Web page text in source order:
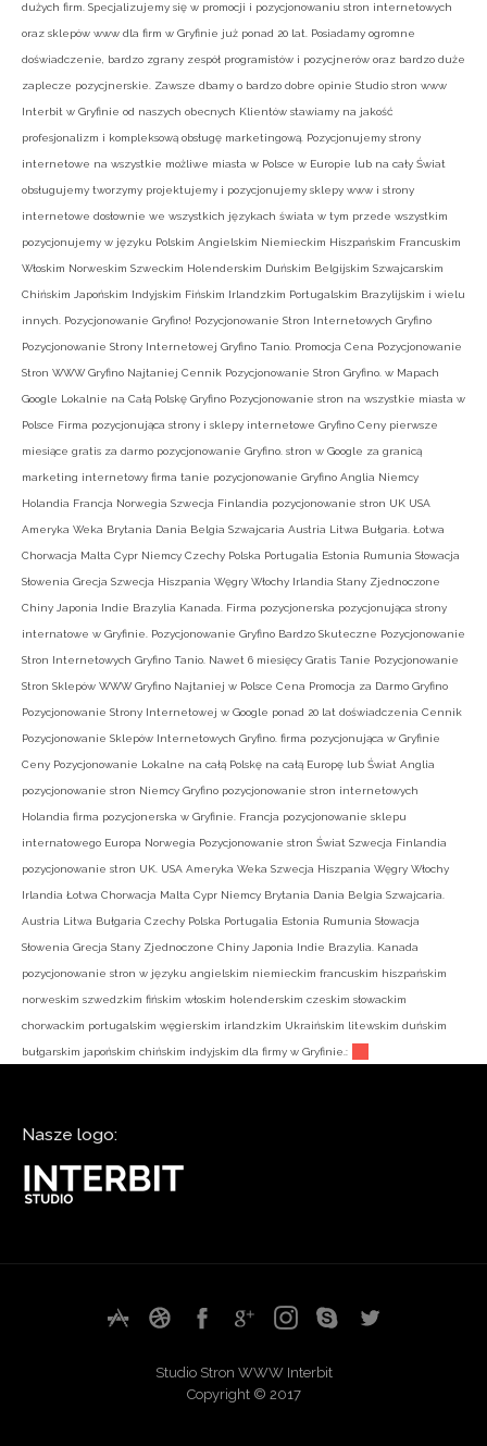
dużych firm. Specjalizujemy się w promocji i pozycjonowaniu stron internetowych
oraz sklepów www dla firm w Gryfinie już ponad 20 lat. Posiadamy ogromne
doświadczenie, bardzo zgrany zespół programistów i pozycjnerów oraz bardzo duże
zaplecze pozycjnerskie. Zawsze dbamy o bardzo dobre opinie Studio stron www
Interbit w Gryfinie od naszych obecnych Klientów stawiamy na jakość
profesjonalizm i kompleksową obsługę marketingową. Pozycjonujemy strony
internetowe na wszystkie możliwe miasta w Polsce w Europie lub na cały Świat
obsługujemy tworzymy projektujemy i pozycjonujemy sklepy www i strony
internetowe dosłownie we wszystkich językach świata w tym przede wszystkim
pozycjonujemy w języku Polskim Angielskim Niemieckim Hiszpańskim Francuskim
Włoskim Norweskim Szweckim Holenderskim Duńskim Belgijskim Szwajcarskim
Chińskim Japońskim Indyjskim Fińskim Irlandzkim Portugalskim Brazylijskim i wielu
innych. Pozycjonowanie Gryfino! Pozycjonowanie Stron Internetowych Gryfino
Pozycjonowanie Strony Internetowej Gryfino Tanio. Promocja Cena Pozycjonowanie
Stron WWW Gryfino Najtaniej Cennik Pozycjonowanie Stron Gryfino. w Mapach
Google Lokalnie na Całą Polskę Gryfino Pozycjonowanie stron na wszystkie miasta w
Polsce Firma pozycjonująca strony i sklepy internetowe Gryfino Ceny pierwsze
miesiące gratis za darmo pozycjonowanie Gryfino. stron w Google za granicą
marketing internetowy firma tanie pozycjonowanie Gryfino Anglia Niemcy
Holandia Francja Norwegia Szwecja Finlandia pozycjonowanie stron UK USA
Ameryka Weka Brytania Dania Belgia Szwajcaria Austria Litwa Bułgaria. Łotwa
Chorwacja Malta Cypr Niemcy Czechy Polska Portugalia Estonia Rumunia Słowacja
Słowenia Grecja Szwecja Hiszpania Węgry Włochy Irlandia Stany Zjednoczone
Chiny Japonia Indie Brazylia Kanada. Firma pozycjonerska pozycjonująca strony
internatowe w Gryfinie. Pozycjonowanie Gryfino Bardzo Skuteczne Pozycjonowanie
Stron Internetowych Gryfino Tanio. Nawet 6 miesięcy Gratis Tanie Pozycjonowanie
Stron Sklepów WWW Gryfino Najtaniej w Polsce Cena Promocja za Darmo Gryfino
Pozycjonowanie Strony Internetowej w Google ponad 20 lat doświadczenia Cennik
Pozycjonowanie Sklepów Internetowych Gryfino. firma pozycjonująca w Gryfinie
Ceny Pozycjonowanie Lokalne na całą Polskę na całą Europę lub Świat Anglia
pozycjonowanie stron Niemcy Gryfino pozycjonowanie stron internetowych
Holandia firma pozycjonerska w Gryfinie. Francja pozycjonowanie sklepu
internatowego Europa Norwegia Pozycjonowanie stron Świat Szwecja Finlandia
pozycjonowanie stron UK. USA Ameryka Weka Szwecja Hiszpania Węgry Włochy
Irlandia Łotwa Chorwacja Malta Cypr Niemcy Brytania Dania Belgia Szwajcaria.
Austria Litwa Bułgaria Czechy Polska Portugalia Estonia Rumunia Słowacja
Słowenia Grecja Stany Zjednoczone Chiny Japonia Indie Brazylia. Kanada
pozycjonowanie stron w języku angielskim niemieckim francuskim hiszpańskim
norweskim szwedzkim fińskim włoskim holenderskim czeskim słowackim
chorwackim portugalskim węgierskim irlandzkim Ukraińskim litewskim duńskim
bułgarskim japońskim chińskim indyjskim dla firmy w Gryfinie.:
Nasze logo:
Studio Stron WWW Interbit
Copyright © 2017